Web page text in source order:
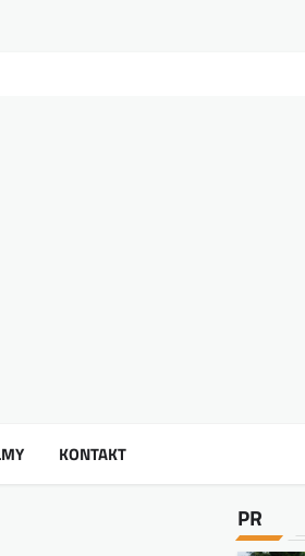
KONTAKT
PR